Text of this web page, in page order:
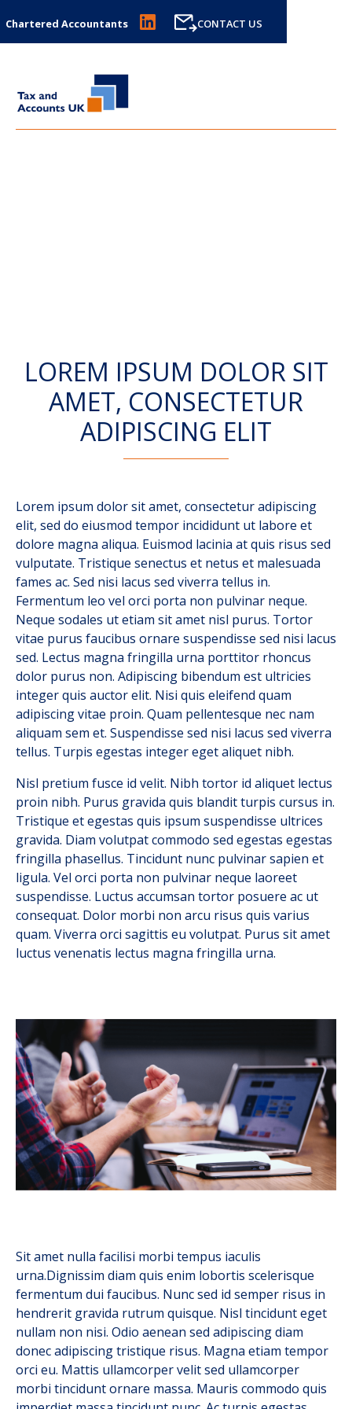
Chartered Accountants CONTACT US
LOREM IPSUM DOLOR SIT
AMET, CONSECTETUR
ADIPISCING ELIT
Lorem ipsum dolor sit amet, consectetur adipiscing
elit, sed do eiusmod tempor incididunt ut labore et
dolore magna aliqua. Euismod lacinia at quis risus sed
vulputate. Tristique senectus et netus et malesuada
fames ac. Sed nisi lacus sed viverra tellus in.
Fermentum leo vel orci porta non pulvinar neque.
Neque sodales ut etiam sit amet nisl purus. Tortor
vitae purus faucibus ornare suspendisse sed nisi lacus
sed. Lectus magna fringilla urna porttitor rhoncus
dolor purus non. Adipiscing bibendum est ultricies
integer quis auctor elit. Nisi quis eleifend quam
adipiscing vitae proin. Quam pellentesque nec nam
aliquam sem et. Suspendisse sed nisi lacus sed viverra
tellus. Turpis egestas integer eget aliquet nibh.
Nisl pretium fusce id velit. Nibh tortor id aliquet lectus
proin nibh. Purus gravida quis blandit turpis cursus in.
Tristique et egestas quis ipsum suspendisse ultrices
gravida. Diam volutpat commodo sed egestas egestas
fringilla phasellus. Tincidunt nunc pulvinar sapien et
ligula. Vel orci porta non pulvinar neque laoreet
suspendisse. Luctus accumsan tortor posuere ac ut
consequat. Dolor morbi non arcu risus quis varius
quam. Viverra orci sagittis eu volutpat. Purus sit amet
luctus venenatis lectus magna fringilla urna.
Sit amet nulla facilisi morbi tempus iaculis
urna.Dignissim diam quis enim lobortis scelerisque
fermentum dui faucibus. Nunc sed id semper risus in
hendrerit gravida rutrum quisque. Nisl tincidunt eget
nullam non nisi. Odio aenean sed adipiscing diam
donec adipiscing tristique risus. Magna etiam tempor
orci eu. Mattis ullamcorper velit sed ullamcorper
morbi tincidunt ornare massa. Mauris commodo quis